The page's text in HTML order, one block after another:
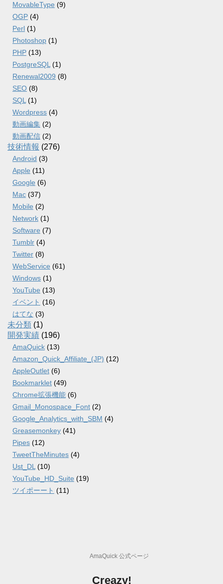
MovableType (9)
OGP (4)
Perl (1)
Photoshop (1)
PHP (13)
PostgreSQL (1)
Renewal2009 (8)
SEO (8)
SQL (1)
Wordpress (4)
動画編集 (2)
動画配信 (2)
技術情報 (276)
Android (3)
Apple (11)
Google (6)
Mac (37)
Mobile (2)
Network (1)
Software (7)
Tumblr (4)
Twitter (8)
WebService (61)
Windows (1)
YouTube (13)
イベント (16)
はてな (3)
未分類 (1)
開発実績 (196)
AmaQuick (13)
Amazon_Quick_Affiliate_(JP) (12)
AppleOutlet (6)
Bookmarklet (49)
Chrome拡張機能 (6)
Gmail_Monospace_Font (2)
Google_Analytics_with_SBM (4)
Greasemonkey (41)
Pipes (12)
TweetTheMinutes (4)
Ust_DL (10)
YouTube_HD_Suite (19)
ツイポーート (11)
AmaQuick 公式ページ
Creazy!